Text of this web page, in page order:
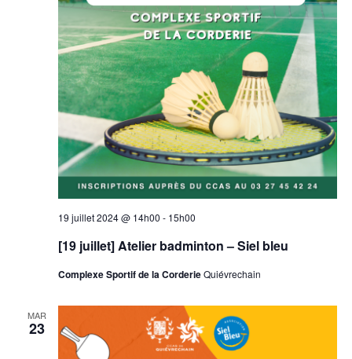
19 juillet 2024 @ 14h00 - 15h00
[19 juillet] Atelier badminton – Siel bleu
Complexe Sportif de la CorderieQuiévrechain
MAR
23